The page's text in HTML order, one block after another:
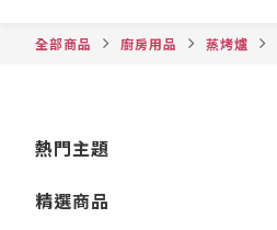
全部商品 廚房用品 蒸烤爐
熱門主題
精選商品